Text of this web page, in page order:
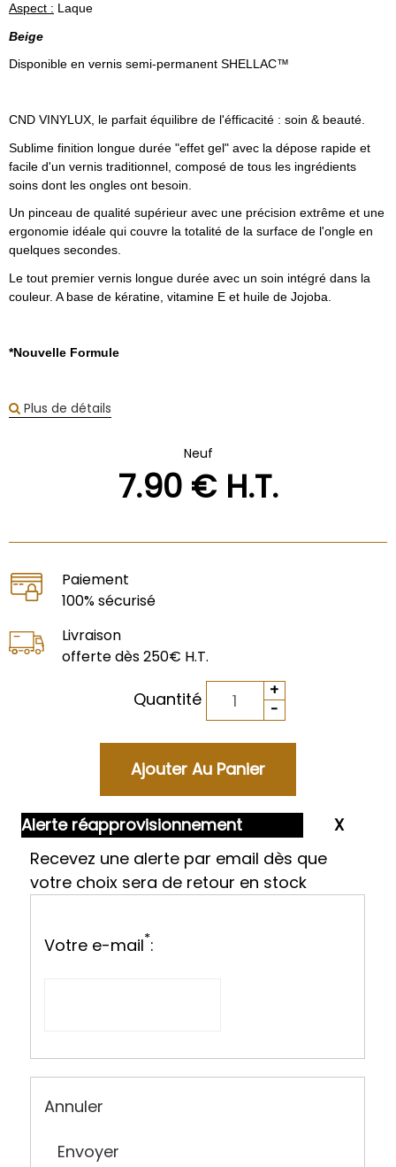
Aspect : Laque
Beige
Disponible en vernis semi-permanent SHELLAC™
CND VINYLUX, le parfait équilibre de l'éfficacité : soin & beauté.
Sublime finition longue durée "effet gel" avec la dépose rapide et
facile d'un vernis traditionnel, composé de tous les ingrédients
soins dont les ongles ont besoin.
Un pinceau de qualité supérieur avec une précision extrême et une
ergonomie idéale qui couvre la totalité de la surface de l'ongle en
quelques secondes.
Le tout premier vernis longue durée avec un soin intégré dans la
couleur. A base de kératine, vitamine E et huile de Jojoba.
*Nouvelle Formule
Plus de détails
Neuf
7.90€ H.T.
Paiement
100% sécurisé
Livraison
offerte dès 250€ H.T.
Quantité
Alerte réapprovisionnement
Recevez une alerte par email dès que
votre choix sera de retour en stock
Votre e-mail*:
Annuler
Envoyer